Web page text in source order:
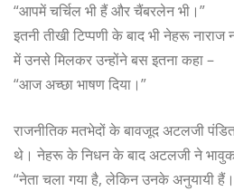
“आपमें चर्चिल भी हैं और चैंबरलेन भी।”
इतनी तीखी टिप्पणी के बाद भी नेहरू
में उनसे मिलकर उन्होंने बस इतना कहा –
“आज अच्छा भाषण दिया।”
राजनीतिक मतभेदों के बावजूद अटलजी
थे। नेहरू के निधन के बाद अटलजी ने भावुक
“नेता चला गया है, लेकिन उनके अनुयायी